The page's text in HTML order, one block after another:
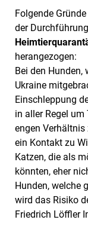
Folgende
der
herangezogen:
Bei den Hunden,
Ukraine
Einschleppung
in aller Regel
engen Verhältnis
ein Kontakt zu
Katzen, die als
könnten, eher
Hunden, welche
wird das Risiko
Friedrich Löffler